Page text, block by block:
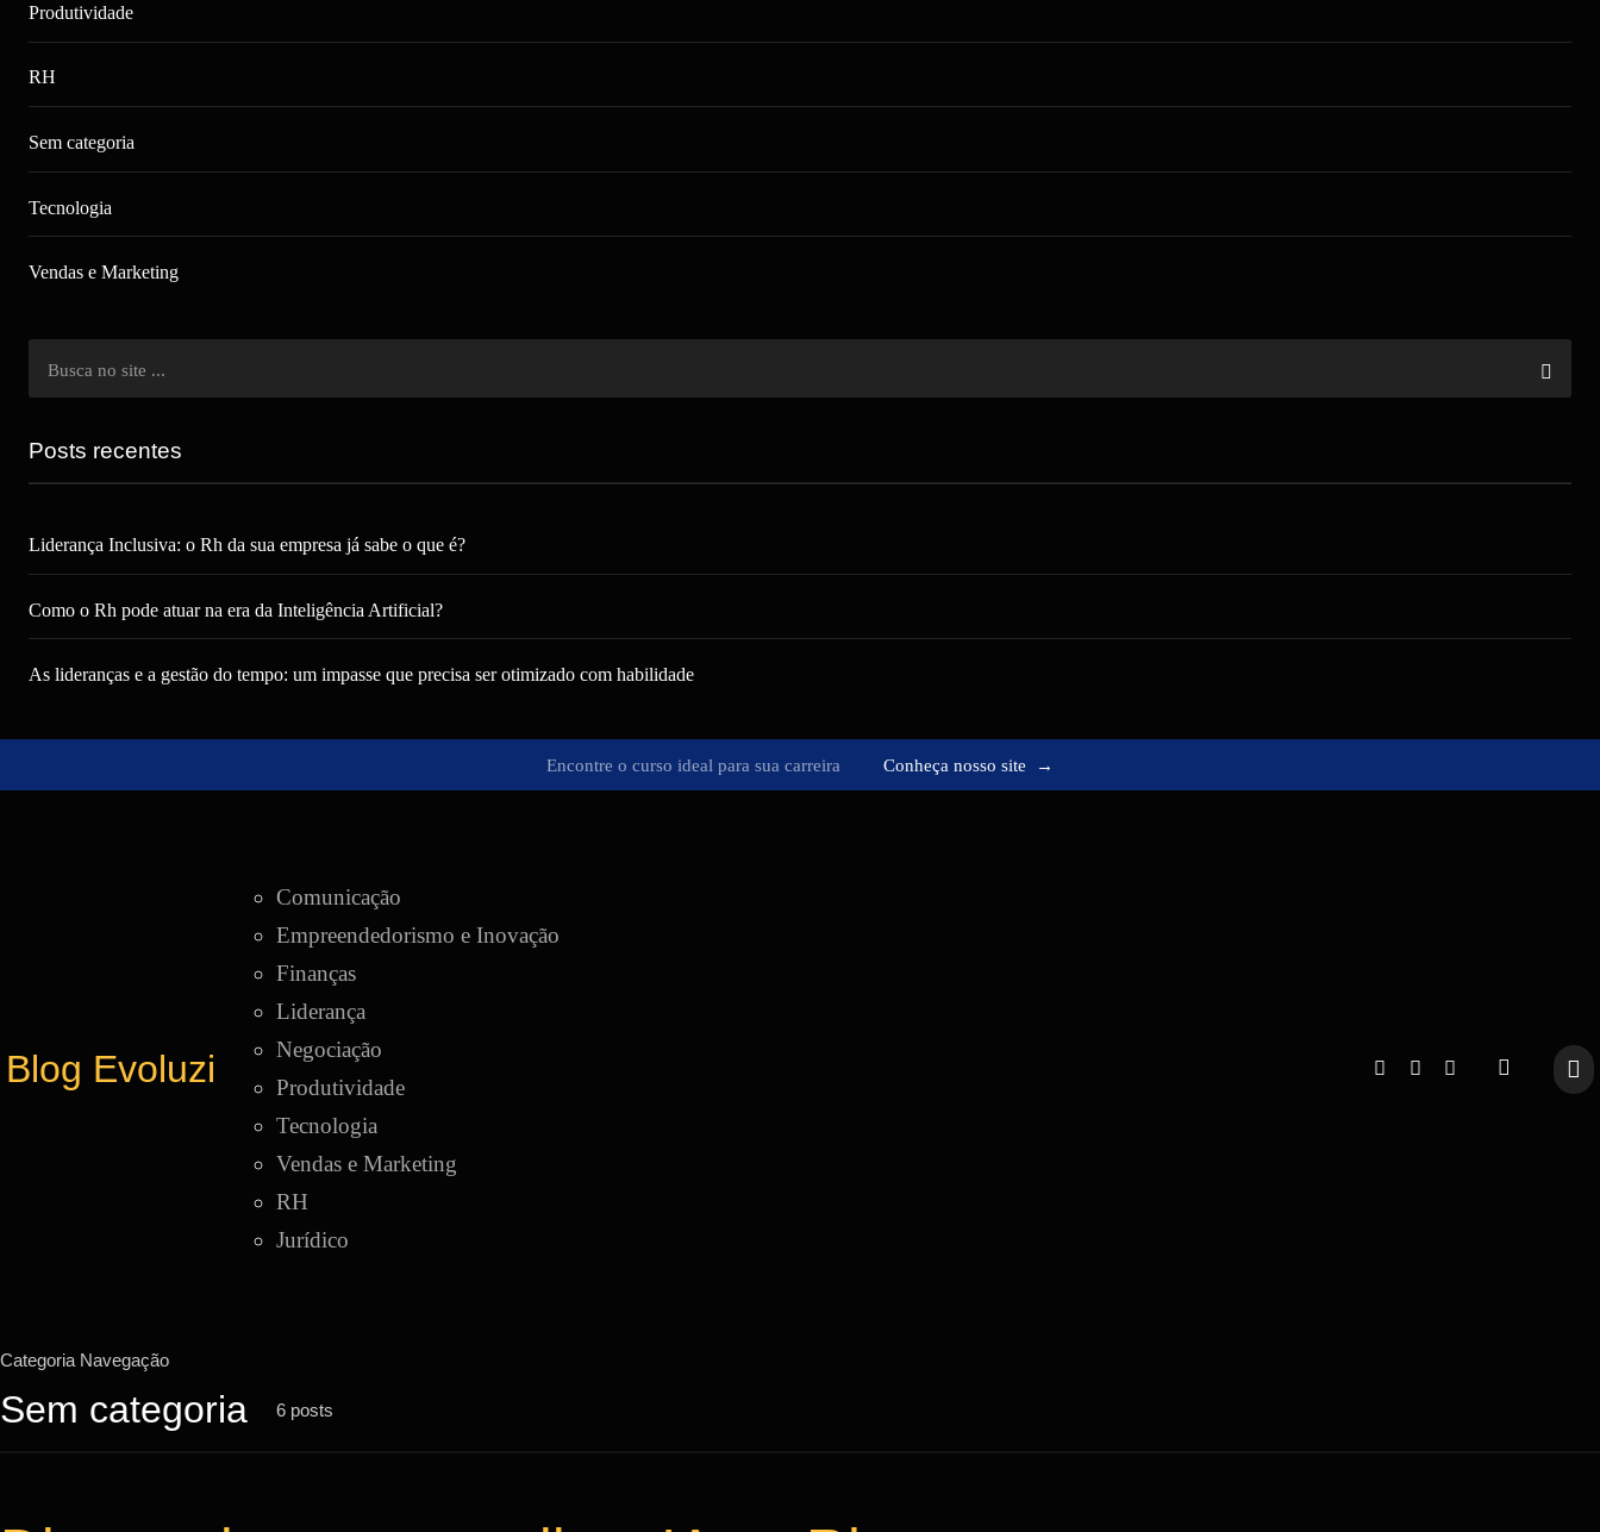
Produtividade
RH
Sem categoria
Tecnologia
Vendas e Marketing
Posts recentes
Liderança Inclusiva: o Rh da sua empresa já sabe o que é?
Como o Rh pode atuar na era da Inteligência Artificial?
As lideranças e a gestão do tempo: um impasse que precisa ser otimizado com habilidade
Encontre o curso ideal para sua carreira Conheça nosso site
→
Blog Evoluzi
Comunicação
Empreendedorismo e Inovação
Finanças
Liderança
Negociação
Produtividade
Tecnologia
Vendas e Marketing
RH
Jurídico
Categoria Navegação
Sem categoria 6 posts